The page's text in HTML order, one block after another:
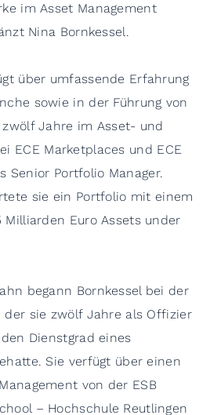
im Asset Management
Nina Bornkessel.
über umfassende Erfahrung
sowie in der Führung von
zwölf Jahre im Asset- und
ECE Marketplaces und ECE
Senior Portfolio Manager.
sie ein Portfolio mit einem
Milliarden Euro Assets under
begann Bornkessel bei der
der sie zwölf Jahre als Offizier
Dienstgrad eines
Sie verfügt über einen
von der ESB
– Hochschule Reutlingen